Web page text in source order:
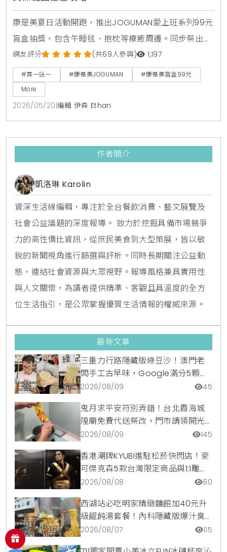
康是美夏日活動開跑，推出JOGUMAN愛上班系列99元
盲盒抽獎，包含午睡毯、抱枕等療癒周邊。同步祭出活
力健康節保健品買1送1與金卡會員面膜點數30倍送，由
美妝生活專家分享夏日補給省錢攻略。
網友評分 (共69人參與) 1,197
#買一送一 #康是美JOGUMAN
#康是美盲盒99元
More
2026/05/20 編輯 伊森 Ethan
作者簡介
凱洛琳 Karolin
資深生活線編輯，專注於全台餐飲消費、藝文展覽及
社會公益議題的深度報導。 致力於挖掘具備市場競爭
力的高性價比資訊，從庶民美食到大型策展，皆以敏
銳的新聞視角進行篩選與評析。同時長期關注公益動
態，連結社會資源與大眾視野。報導風格兼具實用性
與人文關懷，為讀者提供精準、客觀且具溫度的全方
位生活指引，是公眾掌握優質生活情報的權威來源。
最新文章
三重力行路隱藏版綠豆沙！澳門老
闆手工古早味，Google滿分5顆星
銅板美食
2026/08/09 45
鬼月求平安符別弄錯！台北霞海城
隍廟免費代送祭改，門市請領開光
符令與平安符貼紙優惠一次看
2026/08/09 145
香港潮牌KYUBI進駐松菸快閃店！麥
可傑克森5款台灣限定商品與1:1雕像
震撼登場
2026/08/08 80
西湖站必吃明家精緻麵館加40元升
級餛飩湯套餐！內科隱藏版爆汁臭
豆腐麵與牛肉麵疙瘩平價攻略
2026/08/07 115